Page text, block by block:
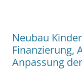
Neubau
Finanzierung,
Anpassung